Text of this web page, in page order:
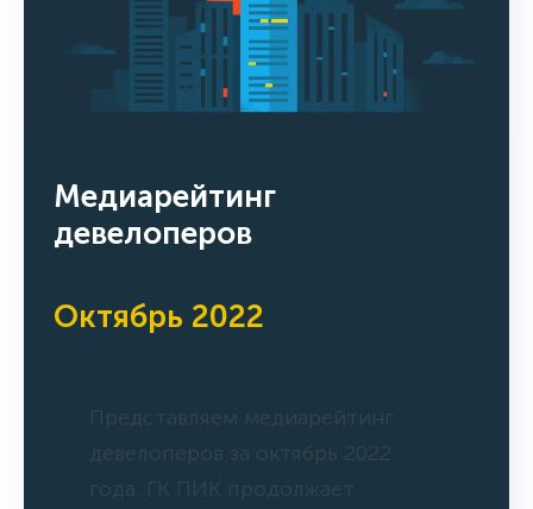
Медиарейтинг
девелоперов
Октябрь 2022
Представляем медиарейтинг
девелоперов за октябрь 2022
года. ГК ПИК продолжает